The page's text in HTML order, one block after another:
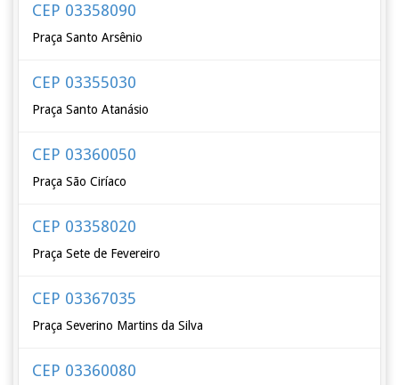
CEP 03358090
Praça Santo Arsênio
CEP 03355030
Praça Santo Atanásio
CEP 03360050
Praça São Ciríaco
CEP 03358020
Praça Sete de Fevereiro
CEP 03367035
Praça Severino Martins da Silva
CEP 03360080